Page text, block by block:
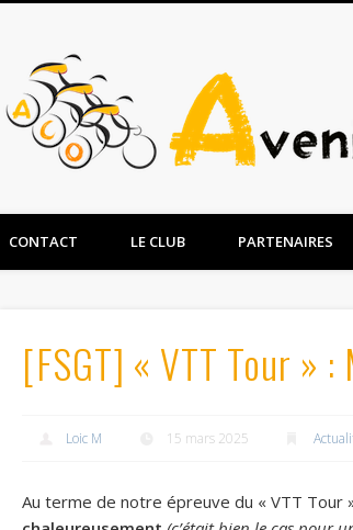
Twitter
CONTACT LE CLUB PARTENAIRES
[FSGT] « VTT Tour »
Loic M 15 mars 2025
Au terme de notre épreuve du « VTT Tour